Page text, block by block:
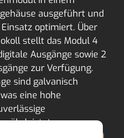
ausgeführt und
optimiert. Über
stellt das Modul 4
Ausgänge sowie 2
zur Verfügung.
sind galvanisch
eine hohe